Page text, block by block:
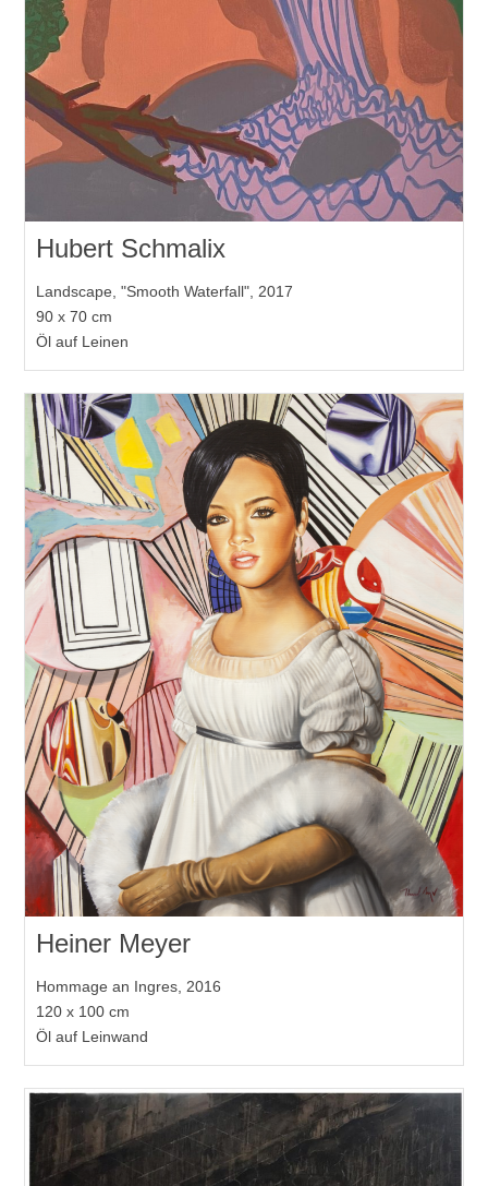
Hubert Schmalix
Landscape, "Smooth Waterfall", 2017
90 x 70 cm
Öl auf Leinen
Heiner Meyer
Hommage an Ingres, 2016
120 x 100 cm
Öl auf Leinwand